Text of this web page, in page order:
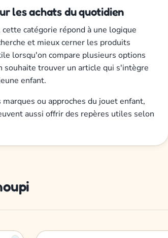
les achats du quotidien
catégorie répond à une logique
et mieux cerner les produits
lorsqu'on compare plusieurs options
souhaite trouver un article qui s'intègre
enfant.
ou approches du jouet enfant,
aussi offrir des repères utiles selon